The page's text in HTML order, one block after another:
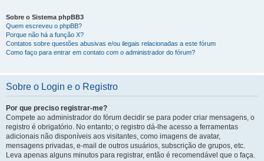
Sobre o Sistema phpBB3
Quem escreveu o phpBB?
Porque não há a função X?
Contatos sobre questões abusivas e/ou ilegais relacionadas a este fórum
Como faço para entrar em contato com o administrador do fórum?
Sobre o Login e o Registro
Por que preciso registrar-me?
Compete ao administrador do fórum decidir se para poder criar mensagens, o
registro é obrigatório. No entanto; o registro dá-lhe acesso a ferramentas
adicionais não disponíveis aos visitantes, como imagens de avatar,
mensagens privadas, e-mail de outros usuários, subscrição de grupos, etc.
Leva apenas alguns minutos para registrar, então é recomendável que o faça.